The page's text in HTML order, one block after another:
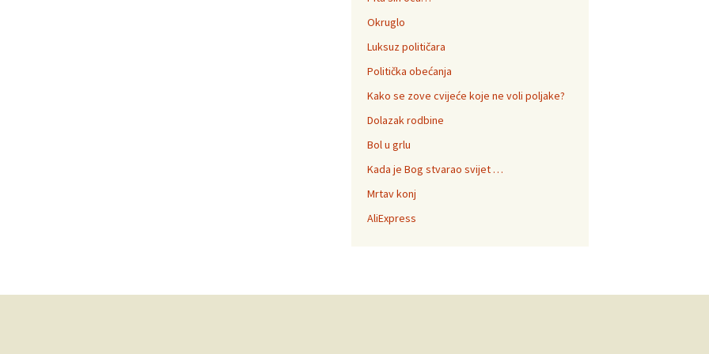
Okruglo
Luksuz političara
Politička obećanja
Kako se zove cvijeće koje ne voli poljake?
Dolazak rodbine
Bol u grlu
Kada je Bog stvarao svijet …
Mrtav konj
AliExpress